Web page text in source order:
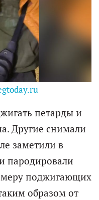
петарды и
Другие снимали
заметили в
пародировали
поджигающих
образом от